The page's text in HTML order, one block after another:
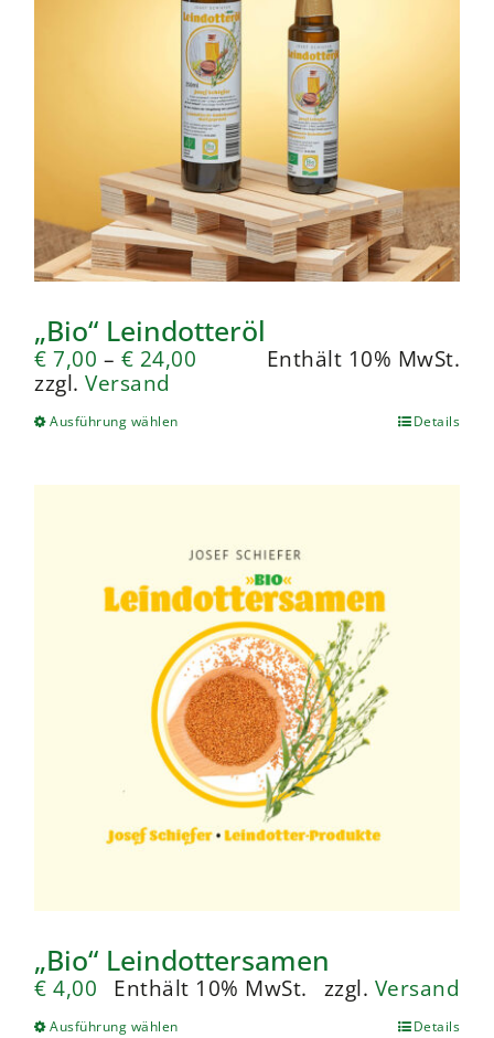
„Bio“ Leindotteröl
€ 7,00 – € 24,00
Enthält 10% MwSt.
zzgl. Versand
Ausführung wählen Details
„Bio“ Leindottersamen
€ 4,00 Enthält 10% MwSt. zzgl. Versand
Ausführung wählen Details